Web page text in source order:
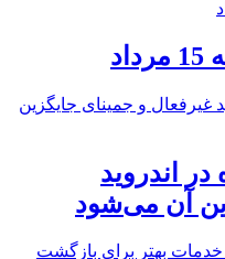
اندروید
آن می‌شود